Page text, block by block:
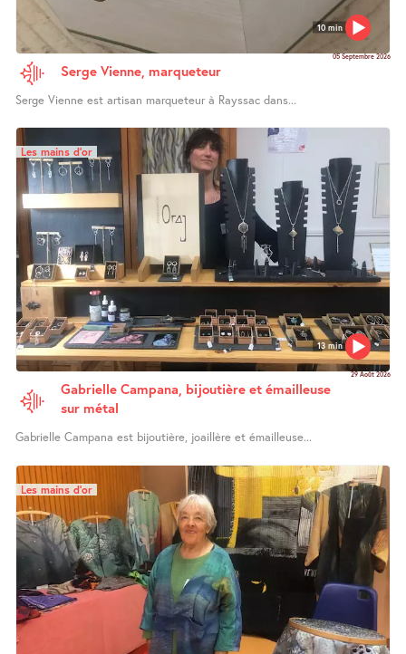
10 min
05 Septembre 2026
Serge Vienne, marqueteur
Serge Vienne est artisan marqueteur à Rayssac dans...
13 min
Les mains d’or
29 Août 2026
Gabrielle Campana, bijoutière et émailleuse
sur métal
Gabrielle Campana est bijoutière, joaillère et émailleuse...
Les mains d’or